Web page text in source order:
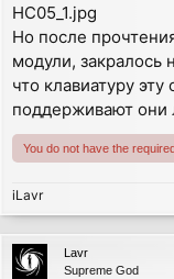
HC05_1.jpg
Но после
модули, закралось
что клавиатуру
поддерживают они
You do not have the
iLavr
Lavr
Supreme God